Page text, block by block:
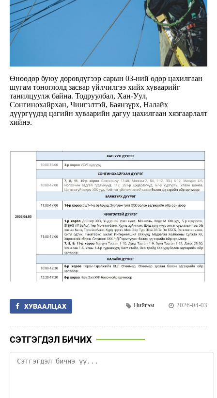
Өнөөдөр буюу дөрөвдүгээр сарын 03-ний өдөр цахилгаан
шугам тоноглолд засвар үйлчилгээ хийх хуваарийг
танилцуулж байна. Тодруулбал, Хан-Уул,
Сонгинохайрхан, Чингэлтэй, Баянзүрх, Налайх
дүүргүүдэд цагийн хуваарийн дагуу цахилгаан хязгаарлалт
хийнэ.
ХУВААЛЦАХ Нийгэм 2026-04-03
СЭТГЭГДЭЛ БИЧИХ